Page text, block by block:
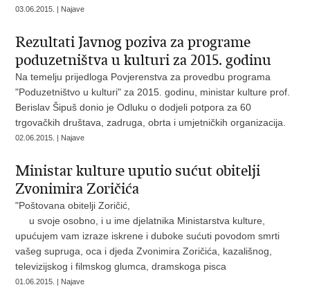
03.06.2015. | Najave
Rezultati Javnog poziva za programe
poduzetništva u kulturi za 2015. godinu
Na temelju prijedloga Povjerenstva za provedbu programa
"Poduzetništvo u kulturi" za 2015. godinu, ministar kulture prof.
Berislav Šipuš donio je Odluku o dodjeli potpora za 60
trgovačkih društava, zadruga, obrta i umjetničkih organizacija.
02.06.2015. | Najave
Ministar kulture uputio sućut obitelji
Zvonimira Zoričića
"Poštovana obitelji Zoričić,
u svoje osobno, i u ime djelatnika Ministarstva kulture,
upućujem vam izraze iskrene i duboke sućuti povodom smrti
vašeg supruga, oca i djeda Zvonimira Zoričića, kazališnog,
televizijskog i filmskog glumca, dramskoga pisca
01.06.2015. | Najave